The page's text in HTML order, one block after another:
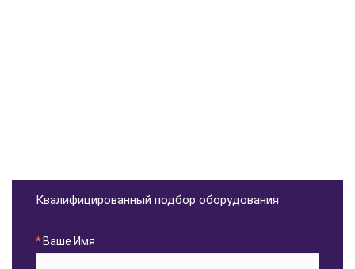
Квалифицированный подбор оборудования
Ваше Имя